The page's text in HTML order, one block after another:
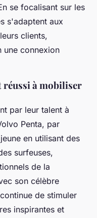
se focalisant sur les
s'adaptent aux
clients,
une connexion
réussi à mobiliser
par leur talent à
Penta, par
en utilisant des
surfeuses,
de la
son célèbre
de stimuler
inspirantes et